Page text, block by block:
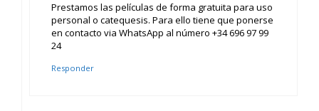
Prestamos las películas de forma gratuita para uso
personal o catequesis. Para ello tiene que ponerse
en contacto via WhatsApp al número +34 696 97 99
24
Responder